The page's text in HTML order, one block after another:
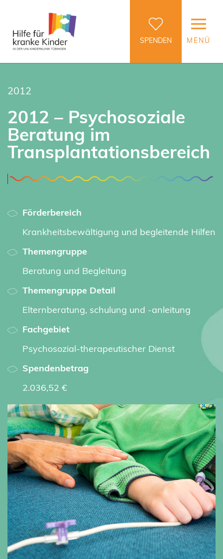
SPENDEN MENÜ
2012
2012 – Psychosoziale
Beratung im
Transplantationsbereich
Förderbereich
Krankheitsbewältigung und begleitende Hilfen
Themengruppe
Beratung und Begleitung
Themengruppe Detail
Elternberatung, schulung und -anleitung
Fachgebiet
Psychosozial-therapeutischer Dienst
Spendenbetrag
2.036,52 €